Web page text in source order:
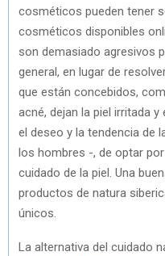
cosméticos pueden tener
cosméticos disponibles
son demasiado agresivos
general, en lugar de
que están concebidos,
acné, dejan la piel irritada
el deseo y la tendencia de
los hombres -, de optar
cuidado de la piel. Una
productos de natura
únicos.
La alternativa del cuidado